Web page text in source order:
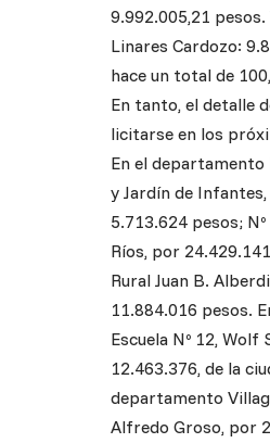
9.992.005,21
Linares Cardozo:
hace un total de
En tanto, el detalle
licitarse en los
En el departamento
y Jardín de
5.713.624 pesos;
Ríos, por
Rural Juan B.
11.884.016 pesos.
Escuela Nº 12,
12.463.376, de la
departamento
Alfredo Groso, por